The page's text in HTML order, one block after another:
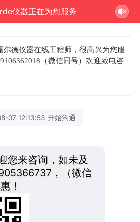
仪器正在为您服务
尔德仪器在线工程师，很高兴为您服
（微信同号）欢迎致电咨
07 12:13:53 开始沟通
您来咨询，如未及
，（微信
！